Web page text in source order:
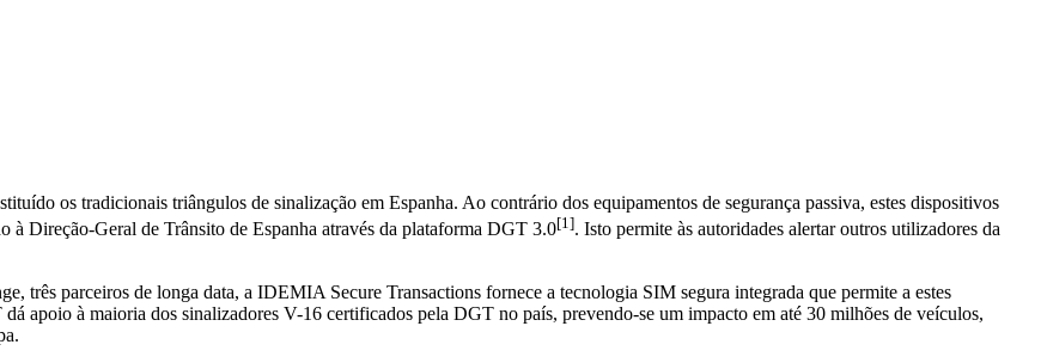
os tradicionais triângulos de sinalização em Espanha. Ao contrário dos equipamentos de segurança passiva, estes dispositivos
à Direção-Geral de Trânsito de Espanha através da plataforma DGT 3.0[1]. Isto permite às autoridades alertar outros utilizadores da
três parceiros de longa data, a IDEMIA Secure Transactions fornece a tecnologia SIM segura integrada que permite a estes
apoio à maioria dos sinalizadores V-16 certificados pela DGT no país, prevendo-se um impacto em até 30 milhões de veículos,